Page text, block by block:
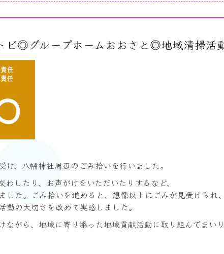
ピ◎グループホームおおさと◎地域清掃活
、八幡神社周辺のごみ拾いを行いました。
したり、お声がけをいただいたりするなど、
た。ごみ拾いを進めると、想像以上にごみが見受けられ、
の大切さを改めて実感しました。
ながら、地域に寄り添った地域貢献活動に取り組んでまい